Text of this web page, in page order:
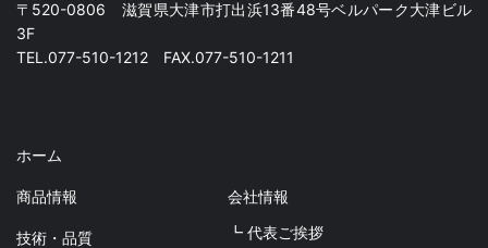
〒520-0806 滋賀県大津市打出浜13番48号ベルパーク大津ビル
3F
TEL.077-510-1212 FAX.077-510-1211
ホーム
商品情報
技術・品質
会社情報
┗ 代表ご挨拶